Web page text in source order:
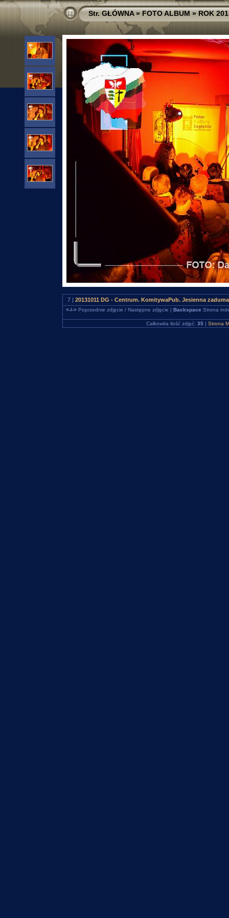
Str. GŁÓWNA»FOTO ALBUM»ROK
7 | 20131011 DG - Centrum. KomitywaPub. Jesienna
<-/->Poprzednie zdjęcie / Następne zdjęcie | Backspace Strona
Całkowita ilość zdjęć: 35 | Strona